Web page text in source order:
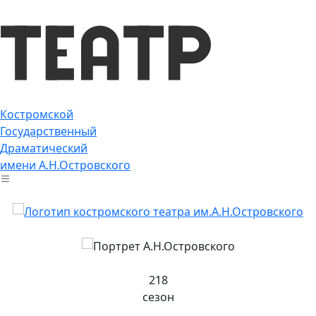
Костромской
Государственный
Драматический
имени А.Н.Островского
218
сезон